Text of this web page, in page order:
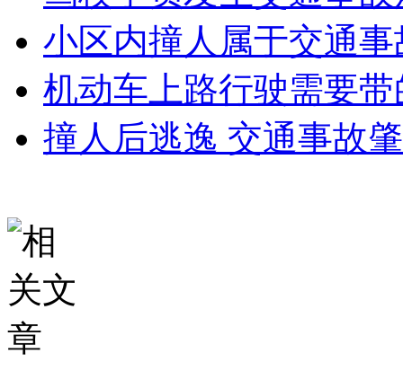
小区内撞人属于交通
机动车上路行驶需要
撞人后逃逸 交通事故